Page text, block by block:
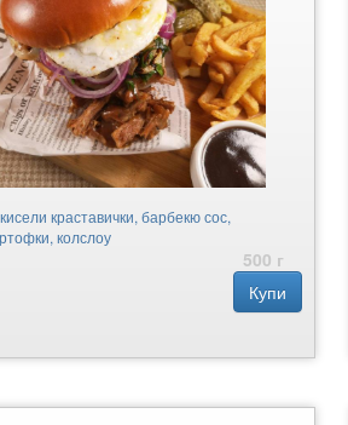
краставички, барбекю сос,
колслоу
500 г
Купи